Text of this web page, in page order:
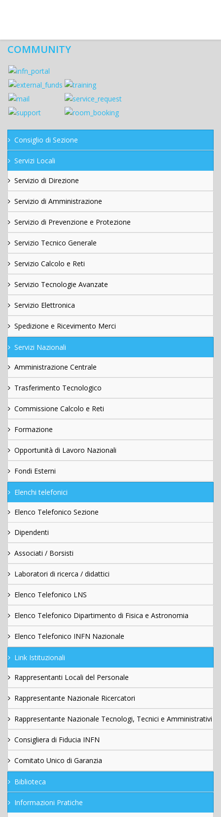
COMMUNITY
Consiglio di Sezione
Servizi Locali
Servizio di Direzione
Servizio di Amministrazione
Servizio di Prevenzione e Protezione
Servizio Tecnico Generale
Servizio Calcolo e Reti
Servizio Tecnologie Avanzate
Servizio Elettronica
Spedizione e Ricevimento Merci
Servizi Nazionali
Amministrazione Centrale
Trasferimento Tecnologico
Commissione Calcolo e Reti
Formazione
Opportunità di Lavoro Nazionali
Fondi Esterni
Elenchi telefonici
Elenco Telefonico Sezione
Dipendenti
Associati / Borsisti
Laboratori di ricerca / didattici
Elenco Telefonico LNS
Elenco Telefonico Dipartimento di Fisica e Astronomia
Elenco Telefonico INFN Nazionale
Link Istituzionali
Rappresentanti Locali del Personale
Rappresentante Nazionale Ricercatori
Rappresentante Nazionale Tecnologi, Tecnici e Amministrativi
Consigliera di Fiducia INFN
Comitato Unico di Garanzia
Biblioteca
Informazioni Pratiche